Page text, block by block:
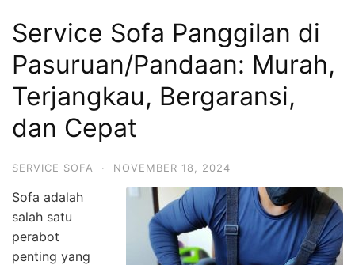
Service Sofa Panggilan di
Pasuruan/Pandaan: Murah,
Terjangkau, Bergaransi,
dan Cepat
SERVICE SOFA · NOVEMBER 18, 2024
Sofa adalah
salah satu
perabot
penting yang